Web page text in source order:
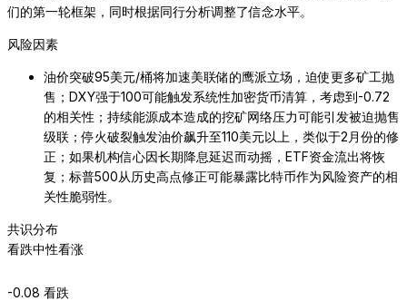
们的第一轮框架，同时根据同行分析调整了信念水平。
风险因素
油价突破95美元/桶将加速美联储的鹰派立场，迫使更多矿工抛
售；DXY强于100可能触发系统性加密货币清算，考虑到-0.72
的相关性；持续能源成本造成的挖矿网络压力可能引发被迫抛售
级联；停火破裂触发油价飙升至110美元以上，类似于2月份的修
正；如果机构信心因长期降息延迟而动摇，ETF资金流出将恢
复；标普500从历史高点修正可能暴露比特币作为风险资产的相
关性脆弱性。
共识分布
看跌中性看涨
-0.08 看跌